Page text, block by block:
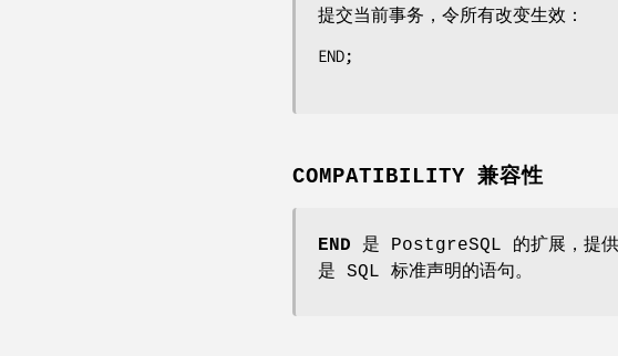
提交当前事务，令所有改变生效：
END;
COMPATIBILITY 兼容性
END 是 PostgreSQL 的扩展，提
是 SQL 标准声明的语句。